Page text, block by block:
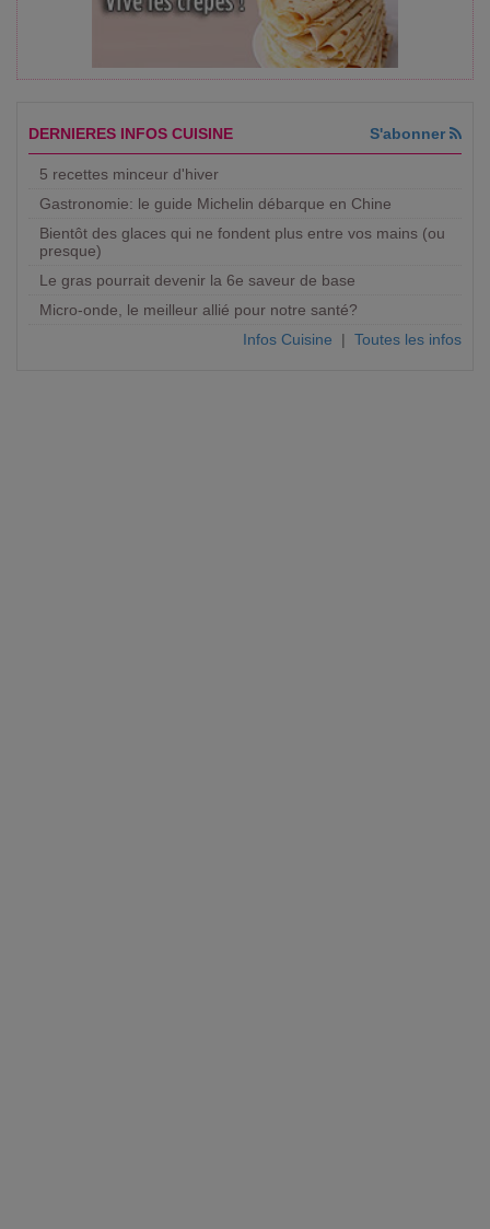
DERNIERES INFOS CUISINE S'abonner
5 recettes minceur d'hiver
Gastronomie: le guide Michelin débarque en Chine
Bientôt des glaces qui ne fondent plus entre vos mains (ou
presque)
Le gras pourrait devenir la 6e saveur de base
Micro-onde, le meilleur allié pour notre santé?
Infos Cuisine | Toutes les infos